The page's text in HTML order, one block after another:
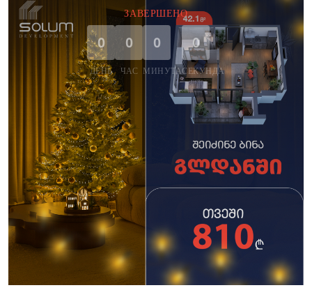
ЗАВЕРШЕНО
0
ДЕНЬ
0
ЧАС
0
МИНУТА
0
СЕКУНДА